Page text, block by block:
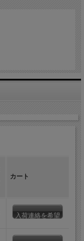
カート
入荷連絡を希望